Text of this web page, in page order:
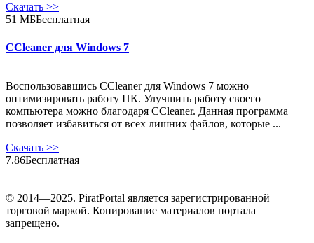
Скачать >>
51 МББесплатная
CCleaner для Windows 7
Воспользовавшись CCleaner для Windows 7 можно
оптимизировать работу ПК. Улучшить работу своего
компьютера можно благодаря CCleaner. Данная программа
позволяет избавиться от всех лишних файлов, которые ...
Скачать >>
7.86Бесплатная
© 2014—2025. PiratPortal является зарегистрированной
торговой маркой. Копирование материалов портала
запрещено.